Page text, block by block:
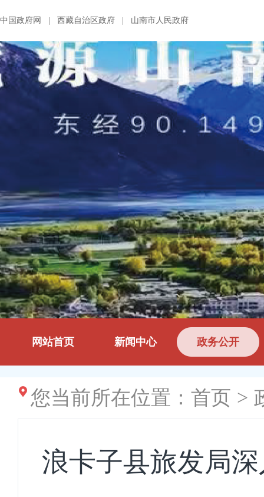
中国政府网 西藏自治区政府 山南市人民政府
网站首页 新闻中心 政务公开
您当前所在位置： 首页 >
浪卡子县旅发局